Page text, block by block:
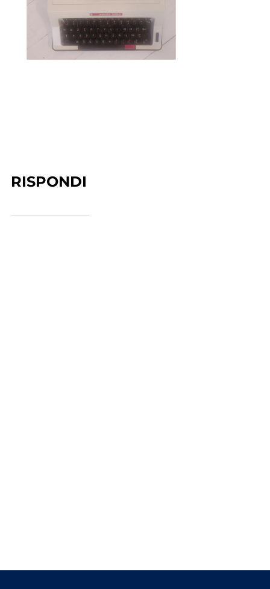
RISPONDI